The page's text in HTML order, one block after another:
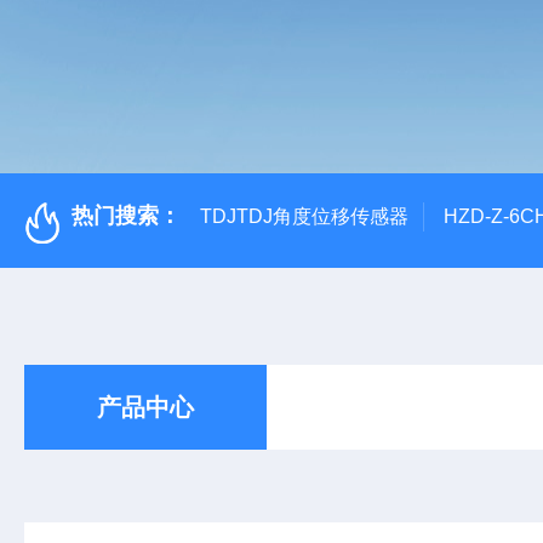
热门搜索： TDJTDJ角度位移传感器 HZD-Z-
产品中心